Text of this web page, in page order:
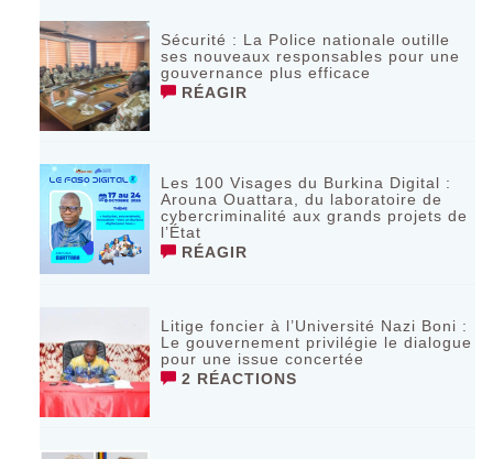
Sécurité : La Police nationale outille
ses nouveaux responsables pour une
gouvernance plus efficace
RÉAGIR
Les 100 Visages du Burkina Digital :
Arouna Ouattara, du laboratoire de
cybercriminalité aux grands projets de
l’État
RÉAGIR
Litige foncier à l’Université Nazi Boni :
Le gouvernement privilégie le dialogue
pour une issue concertée
2 RÉACTIONS